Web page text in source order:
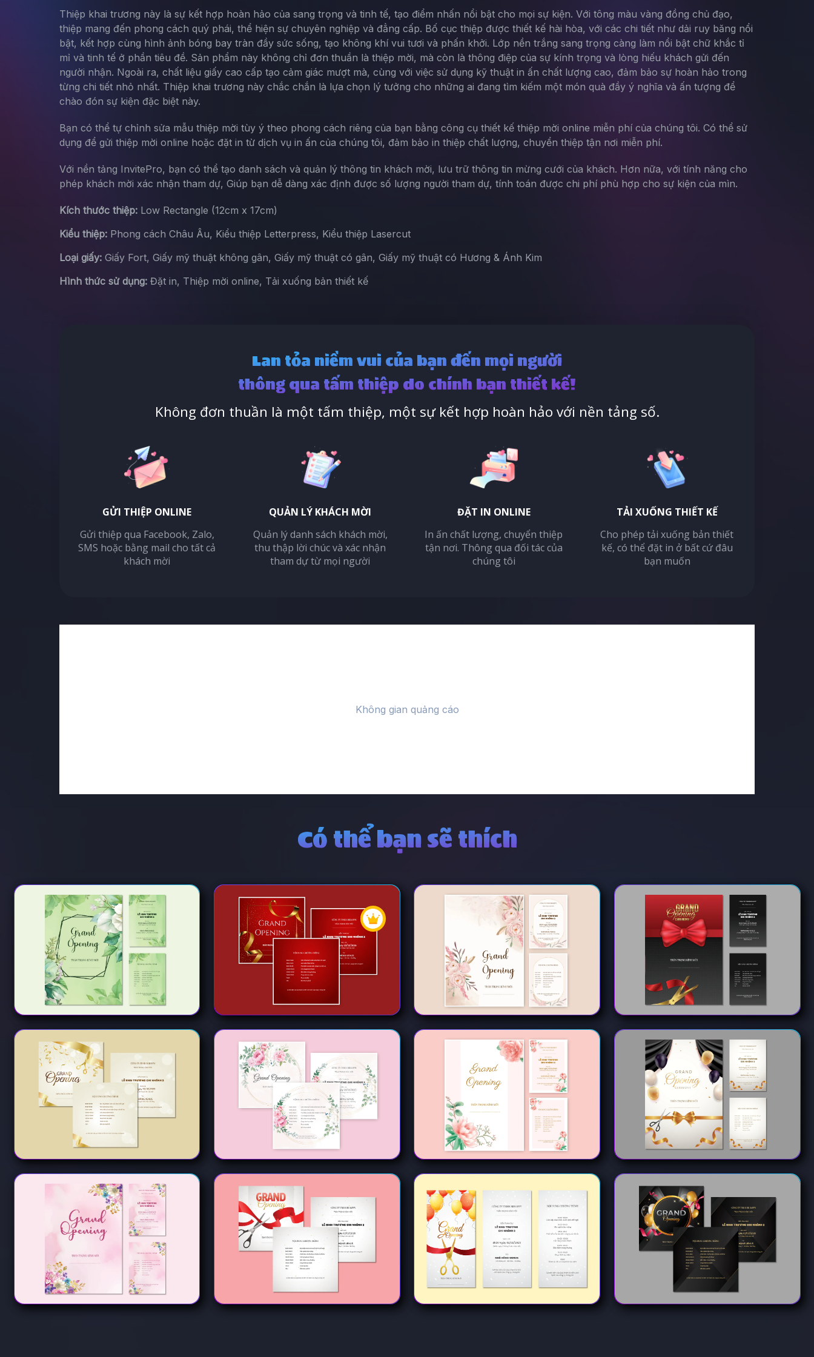
Thiệp khai trương này là sự kết hợp hoàn hảo của sang trọng và tinh tế, tạo điểm nhấn nổi bật cho mọi sự kiện. Với tông màu vàng đồng chủ đạo,
thiệp mang đến phong cách quý phái, thể hiện sự chuyên nghiệp và đẳng cấp. Bố cục thiệp được thiết kế hài hòa, với các chi tiết như dải ruy băng nổi
bật, kết hợp cùng hình ảnh bóng bay tràn đầy sức sống, tạo không khí vui tươi và phấn khởi. Lớp nền trắng sang trọng càng làm nổi bật chữ khắc tỉ
mỉ và tinh tế ở phần tiêu đề. Sản phẩm này không chỉ đơn thuần là thiệp mời, mà còn là thông điệp của sự kính trọng và lòng hiếu khách gửi đến
người nhận. Ngoài ra, chất liệu giấy cao cấp tạo cảm giác mượt mà, cùng với việc sử dụng kỹ thuật in ấn chất lượng cao, đảm bảo sự hoàn hảo trong
từng chi tiết nhỏ nhất. Thiệp khai trương này chắc chắn là lựa chọn lý tưởng cho những ai đang tìm kiếm một món quà đầy ý nghĩa và ấn tượng để
chào đón sự kiện đặc biệt này.
Bạn có thể tự chỉnh sửa mẫu thiệp mời tùy ý theo phong cách riêng của bạn bằng công cụ thiết kế thiệp mời online miễn phí của chúng tôi. Có thể sử
dụng để gửi thiệp mời online hoặc đặt in từ dịch vụ in ấn của chúng tôi, đảm bảo in thiệp chất lượng, chuyển thiệp tận nơi miễn phí.
Với nền tảng InvitePro, bạn có thể tạo danh sách và quản lý thông tin khách mời, lưu trữ thông tin mừng cưới của khách. Hơn nữa, với tính năng cho
phép khách mời xác nhận tham dự, Giúp bạn dễ dàng xác định được số lượng người tham dự, tính toán được chi phí phù hợp cho sự kiện của mìn.
Kích thước thiệp: Low Rectangle (12cm x 17cm)
Kiểu thiệp: Phong cách Châu Âu, Kiểu thiệp Letterpress, Kiểu thiệp Lasercut
Loại giấy: Giấy Fort, Giấy mỹ thuật không gân, Giấy mỹ thuật có gân, Giấy mỹ thuật có Hương & Ánh Kim
Hình thức sử dụng: Đặt in, Thiệp mời online, Tải xuống bản thiết kế
Lan tỏa niềm vui của bạn đến mọi người
thông qua tấm thiệp do chính bạn thiết kế!
Không đơn thuần là một tấm thiệp, một sự kết hợp hoàn hảo với nền tảng số.
GỬI THIỆP ONLINE
Gửi thiệp qua Facebook, Zalo,
SMS hoặc bằng mail cho tất cả
khách mời
QUẢN LÝ KHÁCH MỜI
Quản lý danh sách khách mời,
thu thập lời chúc và xác nhận
tham dự từ mọi người
ĐẶT IN ONLINE
In ấn chất lượng, chuyển thiệp
tận nơi. Thông qua đối tác của
chúng tôi
TẢI XUỐNG THIẾT KẾ
Cho phép tải xuống bản thiết
kế, có thể đặt in ở bất cứ đâu
bạn muốn
Có thể bạn sẽ thích